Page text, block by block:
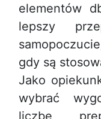
elementów
lepszy
gdy są
Jako
wybrać
liczbę